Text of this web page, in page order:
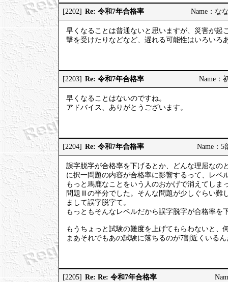
[2202] Re: 令和7年合格率 Name：な
早くなることは普通ないと思いますが、災害が起
撃を受けたりなどなど、遅れる可能性はいろいろ
[2203] Re: 令和7年合格率 Name：
早くなることはないのですね。
アドバイス、ありがとうございます。
[2204] Re: 令和7年合格率 Name：
誤字脱字が合格率を下げるとか、どんな理屈なの
に択一問題の内容が合格率に影響するって、レベ
もっと馬鹿なことをいう人のおかげで消えてし
問題Ⅲの半分でした。そんな問題が少しぐらい難
まして誤字脱字て。
もっともそんなレベルだから誤字脱字が合格率
もうちょっと試験の難度を上げてもらわないと、
まあそれでもあの試験に落ちるのが7割近くいる
[2205] Re: Re: 令和7年合格率